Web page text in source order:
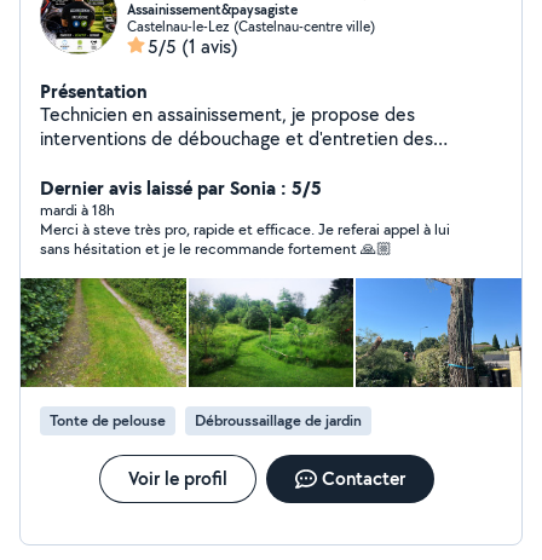
Assainissement&paysagiste
Castelnau-le-Lez (Castelnau-centre ville)
5/5 (1 avis)
Présentation
Technicien en assainissement, je propose des
interventions de débouchage et d'entretien des
je réalise également des travaux de paysagisme et
d'entretien des espaces verts. Travail soigné, devis
gratuit et disponibilité en dehors de mes horaires de
travail.
Dernier avis laissé par Sonia : 5/5
mardi à 18h
Merci à steve très pro, rapide et efficace. Je referai appel à lui
sans hésitation et je le recommande fortement 🙏🏼
Tonte de pelouse Débroussaillage de jardin
Voir le profil Contacter